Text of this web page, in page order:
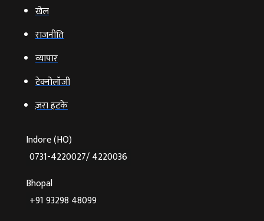
खेल
राजनीति
व्‍यापार
टेक्‍नोलॉजी
ज़रा हटके
Indore (HO)
0731-4220027/ 4220036
Bhopal
+91 93298 48099